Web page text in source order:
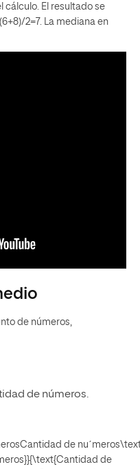
cálculo. El resultado se
2=7. La mediana en
de números,
de números.
de
de